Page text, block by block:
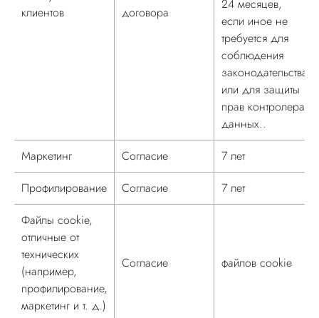
клиентов
договора
24 месяцев,
если иное не
требуется для
соблюдения
законодательства
или для защиты
прав контролера
данных..
Маркетинг
Согласие
7 лет
Профилирование
Согласие
7 лет
Файлы cookie,
отличные от
технических
(например,
профилирование,
маркетинг и т. д.)
Согласие файлов cookie